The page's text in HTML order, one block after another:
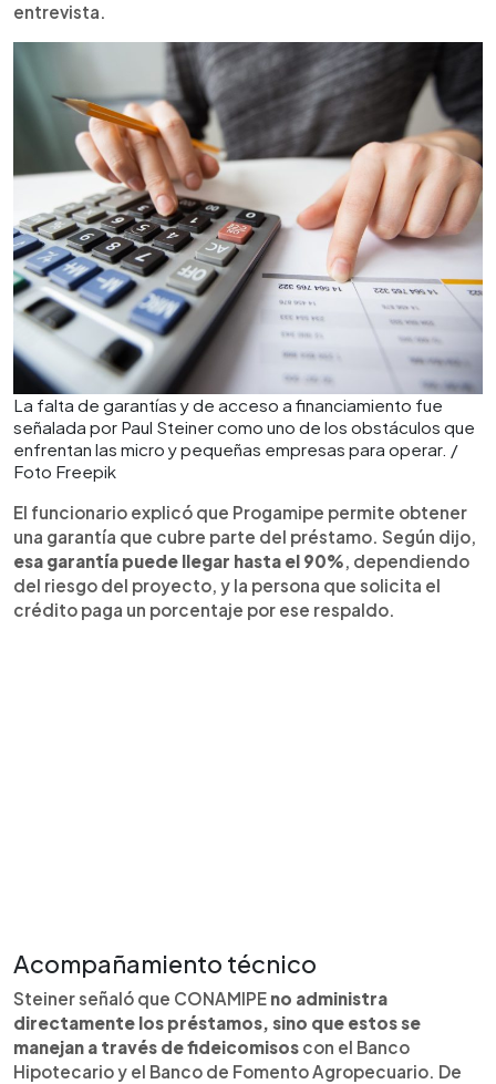
entrevista.
La falta de garantías y de acceso a financiamiento fue
señalada por Paul Steiner como uno de los obstáculos que
enfrentan las micro y pequeñas empresas para operar. /
Foto Freepik
El funcionario explicó que Progamipe permite obtener
una garantía que cubre parte del préstamo. Según dijo,
esa garantía puede llegar hasta el 90%, dependiendo
del riesgo del proyecto, y la persona que solicita el
crédito paga un porcentaje por ese respaldo.
Acompañamiento técnico
Steiner señaló que CONAMIPE no administra
directamente los préstamos, sino que estos se
manejan a través de fideicomisos con el Banco
Hipotecario y el Banco de Fomento Agropecuario. De